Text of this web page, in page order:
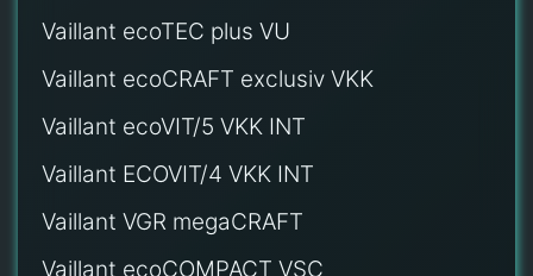
Vaillant ecoTEC plus VU
Vaillant ecoCRAFT exclusiv VKK
Vaillant ecoVIT/5 VKK INT
Vaillant ECOVIT/4 VKK INT
Vaillant VGR megaCRAFT
Vaillant ecoCOMPACT VSC